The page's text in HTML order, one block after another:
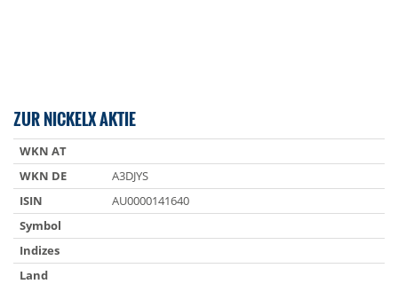
ZUR NICKELX AKTIE
WKN AT
WKN DE
A3DJYS
ISIN
AU0000141640
Symbol
Indizes
Land